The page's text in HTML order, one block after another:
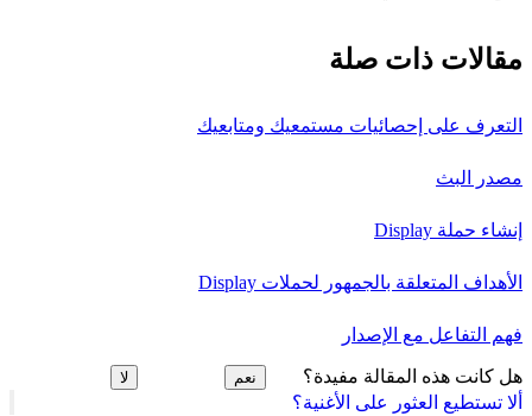
ألا تستطيع العثور على الأغنية؟
مقالات ذات صلة
التعرف على إحصائيات مستمعيك ومتابعيك
مصدر البث
إنشاء حملة Display
الأهداف المتعلقة بالجمهور لحملات Display
فهم التفاعل مع الإصدار
هل كانت هذه المقالة مفيدة؟ نعم لا